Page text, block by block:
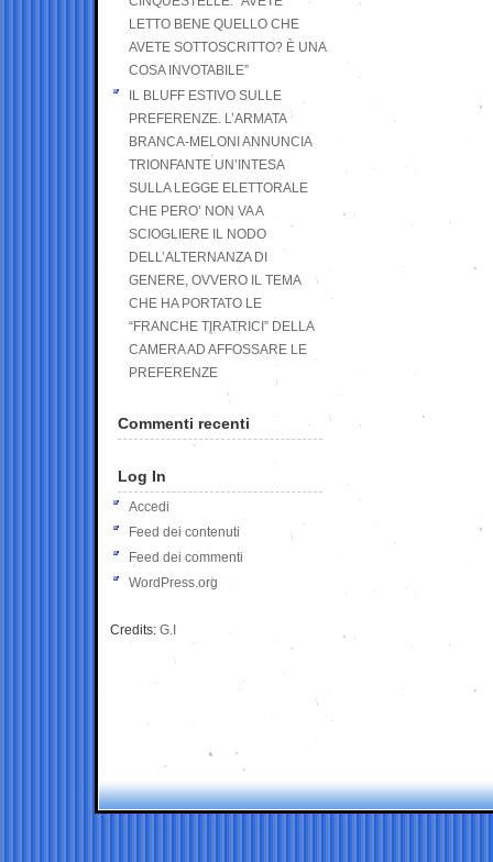
LETTO BENE QUELLO CHE
AVETE SOTTOSCRITTO? È UNA
COSA INVOTABILE”
IL BLUFF ESTIVO SULLE
PREFERENZE. L’ARMATA
BRANCA-MELONI ANNUNCIA
TRIONFANTE UN’INTESA
SULLA LEGGE ELETTORALE
CHE PERO’ NON VA A
SCIOGLIERE IL NODO
DELL’ALTERNANZA DI
GENERE, OVVERO IL TEMA
CHE HA PORTATO LE
“FRANCHE TIRATRICI” DELLA
CAMERA AD AFFOSSARE LE
PREFERENZE
Commenti recenti
Log In
Accedi
Feed dei contenuti
Feed dei commenti
WordPress.org
Credits: G.I